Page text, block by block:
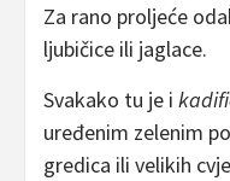
Za rano proljeće
ljubičice ili jaglace.
Svakako tu je i
uređenim zelenim
gredica ili velikih